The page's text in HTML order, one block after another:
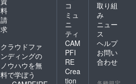
料
請
求
クラウドファ
ンディングの
ノウハウを無
料で学ぼう
コ
ミュ
ニ
ティ
CAM
PFI
RE
Crea
tion
取り組
み
ニュー
ス
ヘルプ
お問い
合わせ